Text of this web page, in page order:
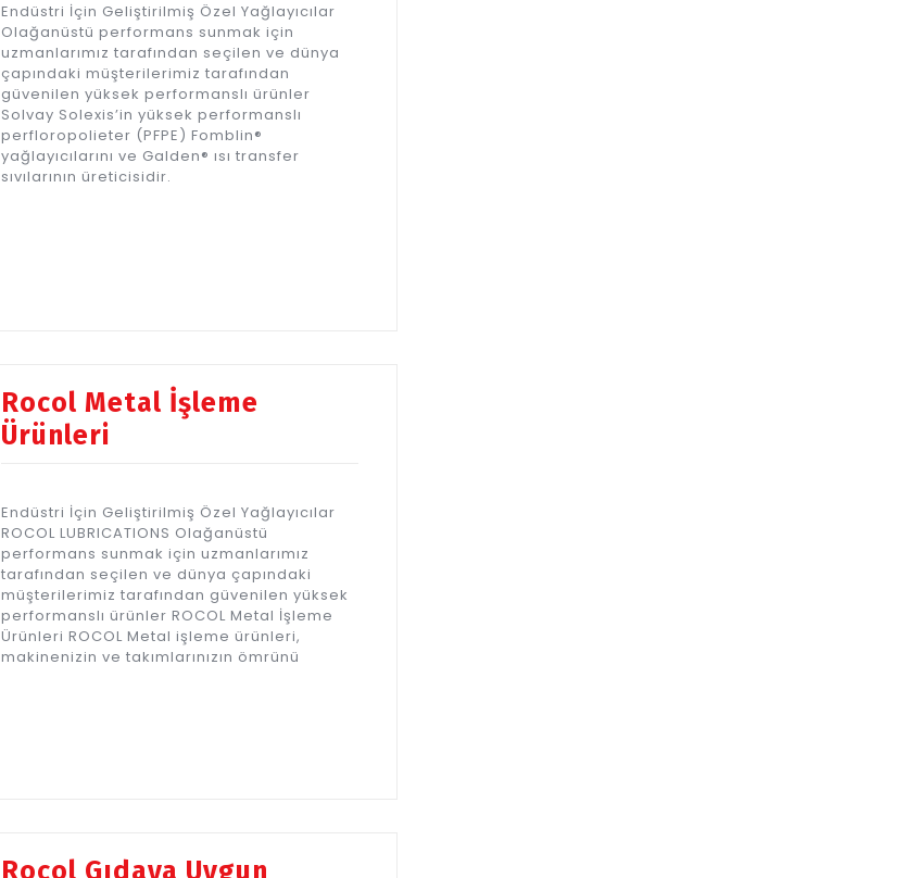
Endüstri İçin Geliştirilmiş Özel Yağlayıcılar
Olağanüstü performans sunmak için
uzmanlarımız tarafından seçilen ve dünya
çapındaki müşterilerimiz tarafından
güvenilen yüksek performanslı ürünler
Solvay Solexis’in yüksek performanslı
perfloropolieter (PFPE) Fomblin®
yağlayıcılarını ve Galden® ısı transfer
sıvılarının üreticisidir.
Rocol Metal İşleme
Ürünleri
Endüstri İçin Geliştirilmiş Özel Yağlayıcılar
ROCOL LUBRICATIONS Olağanüstü
performans sunmak için uzmanlarımız
tarafından seçilen ve dünya çapındaki
müşterilerimiz tarafından güvenilen yüksek
performanslı ürünler ROCOL Metal İşleme
Ürünleri ROCOL Metal işleme ürünleri,
makinenizin ve takımlarınızın ömrünü